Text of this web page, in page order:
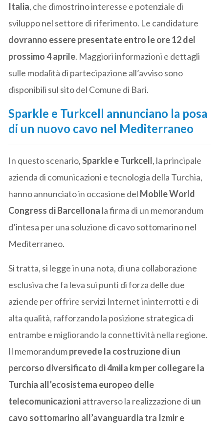
Italia, che dimostrino interesse e potenziale di
sviluppo nel settore di riferimento. Le candidature
dovranno essere presentate entro le ore 12 del
prossimo 4 aprile. Maggiori informazioni e dettagli
sulle modalità di partecipazione all’avviso sono
disponibili sul sito del Comune di Bari.
Sparkle e Turkcell annunciano la posa
di un nuovo cavo nel Mediterraneo
In questo scenario,Sparkle e Turkcell, la principale
azienda di comunicazioni e tecnologia della Turchia,
hanno annunciato in occasione del Mobile World
Congress di Barcellona la firma di un memorandum
d’intesa per una soluzione di cavo sottomarino nel
Mediterraneo.
Si tratta, si legge in una nota, di una collaborazione
esclusiva che fa leva sui punti di forza delle due
aziende per offrire servizi Internet ininterrotti e di
alta qualità, rafforzando la posizione strategica di
entrambe e migliorando la connettività nella regione.
Il memorandumprevede la costruzione di un
percorso diversificato di 4mila km per collegare la
Turchia all’ecosistema europeo delle
telecomunicazioniattraverso la realizzazione di un
cavo sottomarino all’avanguardia tra Izmir e